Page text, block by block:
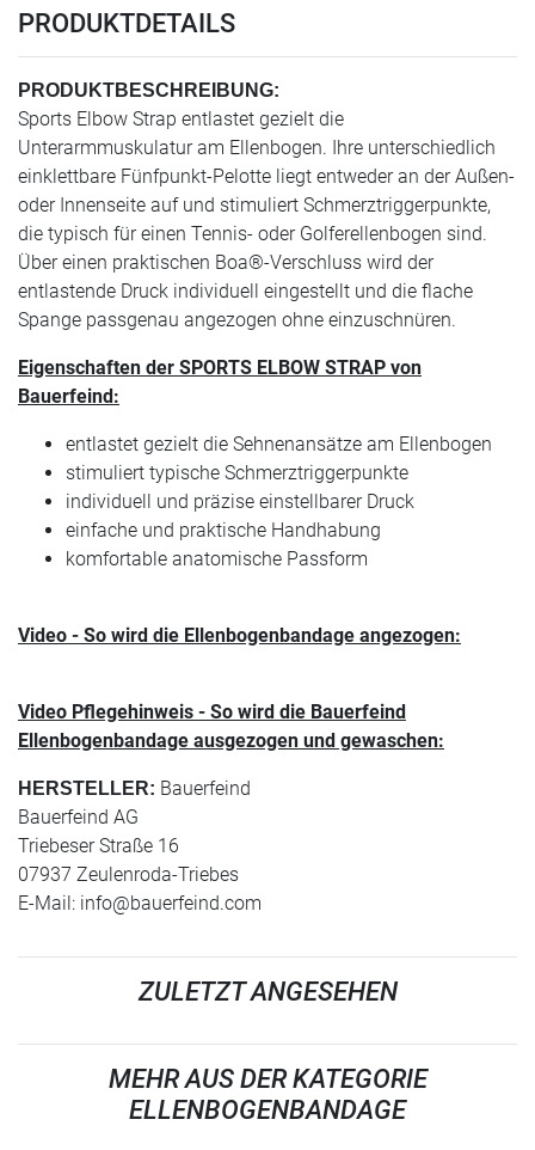
PRODUKTDETAILS
PRODUKTBESCHREIBUNG:
Sports Elbow Strap entlastet gezielt die
Unterarmmuskulatur am Ellenbogen. Ihre unterschiedlich
einklettbare Fünfpunkt-Pelotte liegt entweder an der Außen-
oder Innenseite auf und stimuliert Schmerztriggerpunkte,
die typisch für einen Tennis- oder Golferellenbogen sind.
Über einen praktischen Boa®-Verschluss wird der
entlastende Druck individuell eingestellt und die flache
Spange passgenau angezogen ohne einzuschnüren.
Eigenschaften der SPORTS ELBOW STRAP von
Bauerfeind:
entlastet gezielt die Sehnenansätze am Ellenbogen
stimuliert typische Schmerztriggerpunkte
individuell und präzise einstellbarer Druck
einfache und praktische Handhabung
komfortable anatomische Passform
Video - So wird die Ellenbogenbandage angezogen:
Video Pflegehinweis - So wird die Bauerfeind
Ellenbogenbandage ausgezogen und gewaschen:
HERSTELLER: Bauerfeind
Bauerfeind AG
Triebeser Straße 16
07937 Zeulenroda-Triebes
E-Mail: info@bauerfeind.com
ZULETZT ANGESEHEN
MEHR AUS DER KATEGORIE
ELLENBOGENBANDAGE